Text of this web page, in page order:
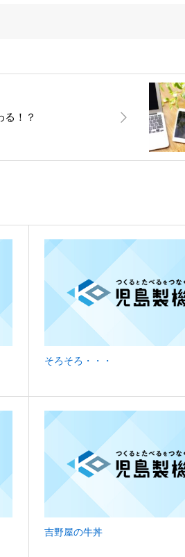
る！？
そろそろ・・・
吉野屋の牛丼